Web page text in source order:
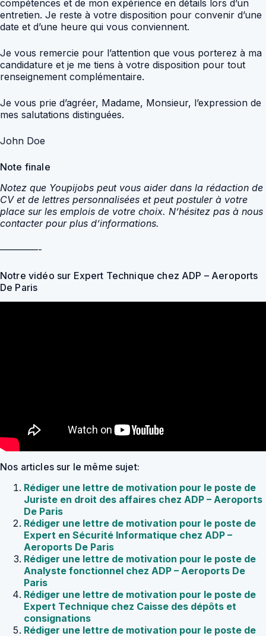
compétences et de mon expérience en détails lors d’un
entretien. Je reste à votre disposition pour convenir d’une
date et d’une heure qui vous conviennent.
Je vous remercie pour l’attention que vous porterez à ma
candidature et je me tiens à votre disposition pour tout
renseignement complémentaire.
Je vous prie d’agréer, Madame, Monsieur, l’expression de
mes salutations distinguées.
John Doe
Note finale
Notez que Youpijobs peut vous aider dans la rédaction de
CV et de lettres personnalisées et peut postuler à votre
place sur les emplois de votre choix. N’hésitez pas à nous
contacter pour plus d’informations.
————-
Notre vidéo sur Expert Technique chez ADP – Aeroports
De Paris
Nos articles sur le même sujet:
Rédiger une lettre de motivation pour le poste de
Juriste en droit des affaires chez ADP – Aeroports
De Paris
Rédiger une lettre de motivation pour le poste de
Expert en Sécurité Informatique chez ADP –
Aeroports De Paris
Rédiger une lettre de motivation pour le poste de
Analyste fonctionnel chez ADP – Aeroports De
Paris
Rédiger une lettre de motivation pour le poste de
Expert Technique chez Caisse des dépôts et
consignations
Rédiger une lettre de motivation pour le poste de